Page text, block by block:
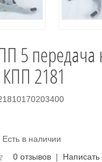
5 передача
КПП 2181
Есть в наличии
0 отзывов | Написать